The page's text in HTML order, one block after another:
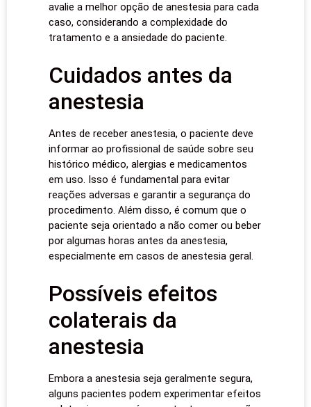
avalie a melhor opção de anestesia para cada
caso, considerando a complexidade do
tratamento e a ansiedade do paciente.
Cuidados antes da
anestesia
Antes de receber anestesia, o paciente deve
informar ao profissional de saúde sobre seu
histórico médico, alergias e medicamentos
em uso. Isso é fundamental para evitar
reações adversas e garantir a segurança do
procedimento. Além disso, é comum que o
paciente seja orientado a não comer ou beber
por algumas horas antes da anestesia,
especialmente em casos de anestesia geral.
Possíveis efeitos
colaterais da
anestesia
Embora a anestesia seja geralmente segura,
alguns pacientes podem experimentar efeitos